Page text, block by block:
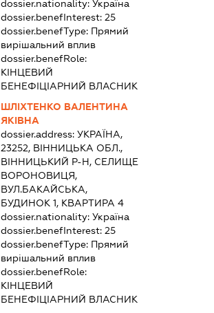
dossier.nationality: Україна
dossier.benefInterest: 25
dossier.benefType: Прямий
вирішальний вплив
dossier.benefRole:
КІНЦЕВИЙ
БЕНЕФІЦІАРНИЙ ВЛАСНИК
ШЛІХТЕНКО ВАЛЕНТИНА
ЯКІВНА
dossier.address: УКРАЇНА,
23252, ВІННИЦЬКА ОБЛ.,
ВІННИЦЬКИЙ Р-Н, СЕЛИЩЕ
ВОРОНОВИЦЯ,
ВУЛ.БАКАЙСЬКА,
БУДИНОК 1, КВАРТИРА 4
dossier.nationality: Україна
dossier.benefInterest: 25
dossier.benefType: Прямий
вирішальний вплив
dossier.benefRole:
КІНЦЕВИЙ
БЕНЕФІЦІАРНИЙ ВЛАСНИК